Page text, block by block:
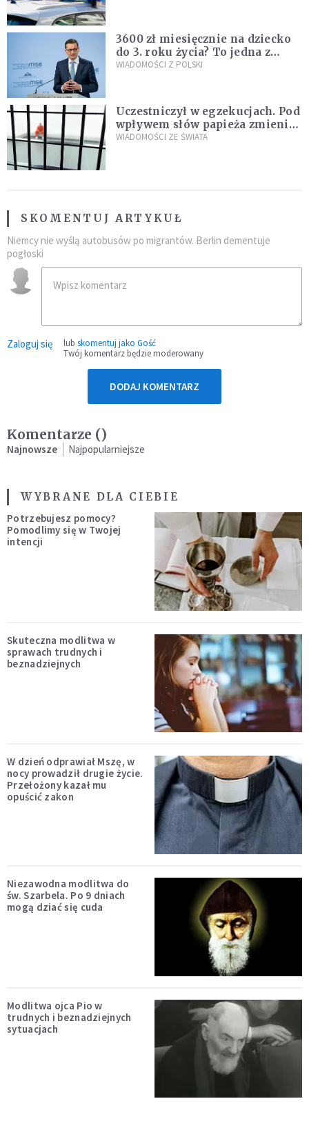
3600 zł miesięcznie na dziecko
do 3. roku życia? To jedna z
propozycji programu "Rozwój
WIADOMOŚCI Z POLSKI
Uczestniczył w egzekucjach. Pod
wpływem słów papieża zmienił
zdanie
WIADOMOŚCI ZE ŚWIATA
SKOMENTUJ ARTYKUŁ
Niemcy nie wyślą autobusów po migrantów. Berlin dementuje
pogłoski
Zaloguj się lub skomentuj jako Gość
Twój komentarz będzie moderowany
DODAJ KOMENTARZ
Komentarze ()
Najnowsze Najpopularniejsze
WYBRANE DLA CIEBIE
Potrzebujesz pomocy?
Pomodlimy się w Twojej
intencji
Skuteczna modlitwa w
sprawach trudnych i
beznadziejnych
W dzień odprawiał Mszę, w
nocy prowadził drugie życie.
Przełożony kazał mu
opuścić zakon
Niezawodna modlitwa do
św. Szarbela. Po 9 dniach
mogą dziać się cuda
Modlitwa ojca Pio w
trudnych i beznadziejnych
sytuacjach